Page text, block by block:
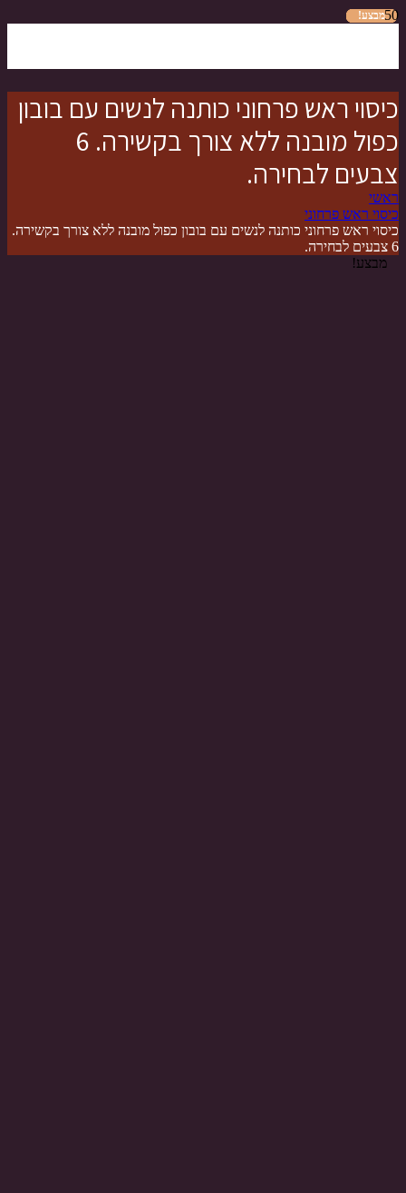
כיסוי ראש פרחוני כותנה לנשים עם בובון
כפול מובנה ללא צורך בקשירה. 6
צבעים לבחירה.
ראשי
כיסוי ראש פרחוני
כיסוי ראש פרחוני כותנה לנשים עם בובון כפול מובנה ללא צורך בקשירה.
6 צבעים לבחירה.
מבצע!
מבצע!
מבצע!
מבצע!
מבצע!
מבצע!
מבצע!
מבצע!